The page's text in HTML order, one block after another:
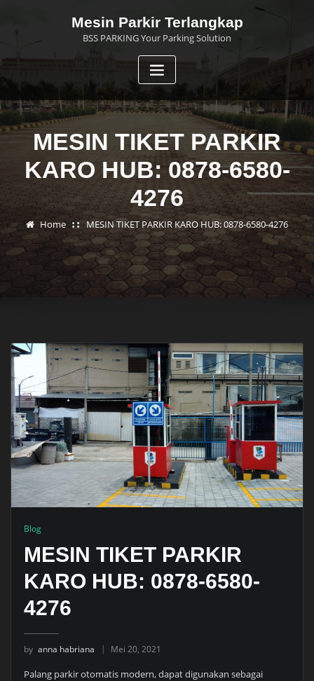
Mesin Parkir Terlangkap
BSS PARKING Your Parking Solution
MESIN TIKET PARKIR
KARO HUB: 0878-6580-
4276
Home MESIN TIKET PARKIR KARO HUB: 0878-6580-4276
Blog
MESIN TIKET PARKIR
KARO HUB: 0878-6580-
4276
by anna habriana Mei 20, 2021
Palang parkir otomatis modern, dapat digunakan sebagai